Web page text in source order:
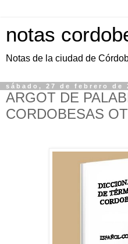
notas
Notas de la ciudad de
sábado, 27 de febrero de
ARGOT DE
CORDOBESAS